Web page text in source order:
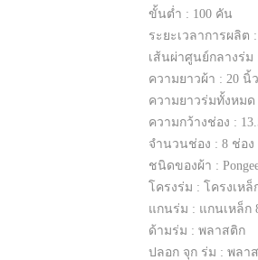
ขั้นต่ำ : 100 คัน
ระยะเวลาการผลิต
เส้นผ่าศูนย์กลางร่ม
ความยาวผ้า : 20 นิ้ว
ความยาวร่มทั้งหมด
ความกว้างช่อง :
จำนวนช่อง : 8 ช่อง
ชนิดของผ้า :
โครงร่ม : โครงเหล็
แกนร่ม : แกนเหล็ก
ด้ามร่ม : พลาสติก
ปลอก จุก ร่ม : พลา